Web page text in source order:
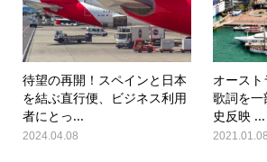
待望の再開！スペインと日本
を結ぶ直行便、ビジネス利用
者にとっ...
2024.04.08
オース
歌詞を
史反映 ...
2021.01.08